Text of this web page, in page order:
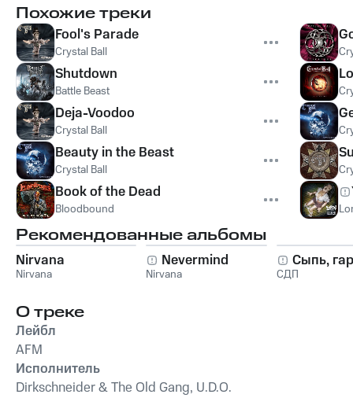
Похожие треки
Fool's Parade
Crystal Ball
Shutdown
Battle Beast
Deja-Voodoo
Crystal Ball
Beauty in the Beast
Crystal Ball
Book of the Dead
Bloodbound
Рекомендованные альбомы
Nirvana
Nirvana
Nevermind
Nirvana
Сыпь,
СДП
О треке
Лейбл
AFM
Исполнитель
Dirkschneider & The Old Gang, U.D.O.